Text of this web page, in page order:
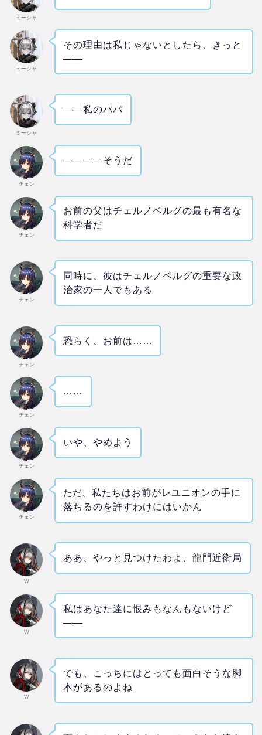
ミーシャ
ミーシャ
その理由は私じゃないとしたら、きっと
――
ミーシャ
――私のパパ
チェン
――――そうだ
チェン
お前の父はチェルノベルグの最も有名な
科学者だ
チェン
同時に、彼はチェルノベルグの重要な政
治家の一人でもある
チェン
恐らく、お前は……
チェン
……
チェン
いや、やめよう
チェン
ただ、私たちはお前がレユニオンの手に
落ちるのを許すわけにはいかん
W
ああ、やっと見つけたわよ、龍門近衛局
W
私はあなた達に恨みもなんもないけど
――
W
でも、こっちにはとっても面白そうな脚
本があるのよね